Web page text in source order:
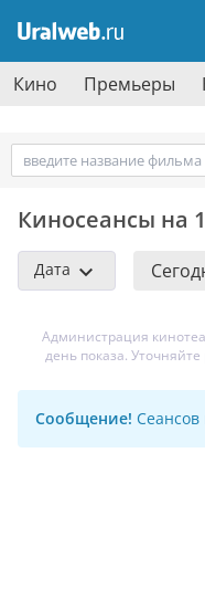
Кино Премьеры
Киносеансы на
Дата
Администрация
день показа.
Сообщение!